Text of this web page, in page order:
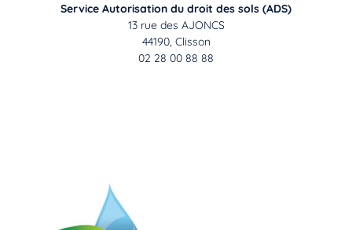
Service Autorisation du droit des sols (ADS)
13 rue des AJONCS
44190, Clisson
02 28 00 88 88